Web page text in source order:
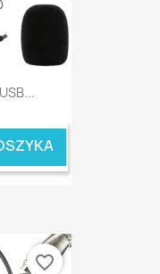
favorite_border